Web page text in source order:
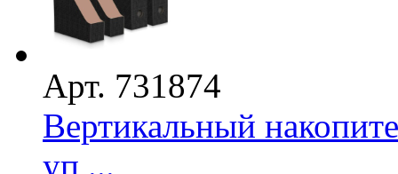
Арт. 731874
Вертикальный
уп ...